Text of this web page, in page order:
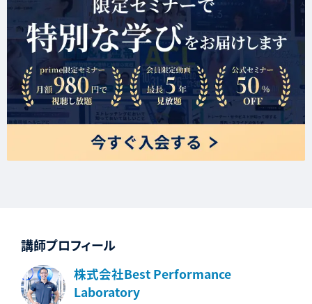
講師プロフィール
株式会社Best Performance
Laboratory